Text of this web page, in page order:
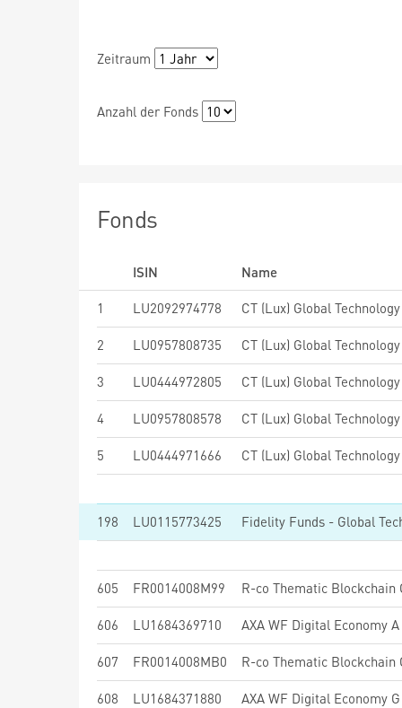
Zeitraum
Anzahl der Fonds
Fonds
ISIN
Name
1
LU2092974778 CT (Lux) Global
2 LU0957808735 CT (Lux) Global
3 LU0444972805 CT (Lux) Global
4 LU0957808578 CT (Lux) Global
5 LU0444971666 CT (Lux) Global
198 LU0115773425 Fidelity Funds - Global
605 FR0014008M99 R-co Thematic Blockchain
606 LU1684369710 AXA WF Digital Economy
607 FR0014008MB0 R-co Thematic Blockchain
608 LU1684371880 AXA WF Digital Economy